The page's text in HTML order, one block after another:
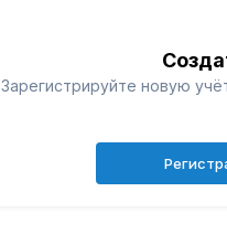
Зарегистрируйте новую